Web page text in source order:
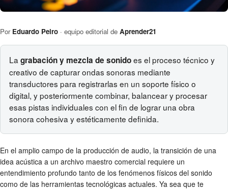
Por Eduardo Peiro · equipo editorial de Aprender21
La grabación y mezcla de sonidoes el proceso técnico y
creativo de capturar ondas sonoras mediante
transductores para registrarlas en un soporte físico o
digital, y posteriormente combinar, balancear y procesar
esas pistas individuales con el fin de lograr una obra
sonora cohesiva y estéticamente definida.
En el amplio campo de la producción de audio, la transición de una
idea acústica a un archivo maestro comercial requiere un
entendimiento profundo tanto de los fenómenos físicos del sonido
como de las herramientas tecnológicas actuales. Ya sea que te